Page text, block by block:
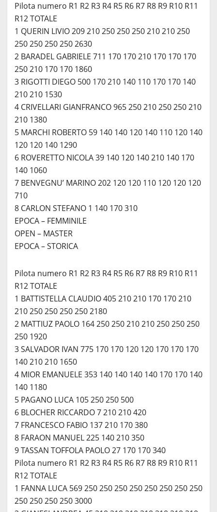
Pilota numero R1 R2 R3 R4 R5 R6 R7 R8 R9 R10 R11
R12 TOTALE
1 QUERIN LIVIO 209 210 250 250 250 210 210 250
250 250 250 250 2630
2 BARADEL GABRIELE 711 170 170 210 170 170 170
250 210 170 170 1860
3 RIGOTTI DIEGO 500 170 210 140 110 170 170 140
210 210 1530
4 CRIVELLARI GIANFRANCO 965 250 210 250 250 210
210 1380
5 MARCHI ROBERTO 59 140 140 120 140 110 120 140
120 120 140 1290
6 ROVERETTO NICOLA 39 140 120 140 210 140 170
140 1060
7 BENVEGNU’ MARINO 202 120 120 110 120 120 120
710
8 CARLON STEFANO 1 140 170 310
EPOCA – FEMMINILE
OPEN – MASTER
EPOCA – STORICA
Pilota numero R1 R2 R3 R4 R5 R6 R7 R8 R9 R10 R11
R12 TOTALE
1 BATTISTELLA CLAUDIO 405 210 210 170 170 210
210 250 250 250 250 2180
2 MATTIUZ PAOLO 164 250 250 210 210 250 250 250
250 1920
3 SALVADOR IVAN 775 170 170 120 120 170 170 170
140 210 210 1650
4 MIOR EMANUELE 353 140 140 140 140 170 170 140
140 1180
5 PAGANO LUCA 105 250 250 500
6 BLOCHER RICCARDO 7 210 210 420
7 FRANCESCO FABIO 137 210 170 380
8 FARAON MANUEL 225 140 210 350
9 TASSAN TOFFOLA PAOLO 27 170 170 340
Pilota numero R1 R2 R3 R4 R5 R6 R7 R8 R9 R10 R11
R12 TOTALE
1 FANNA LUCA 569 250 250 250 250 250 250 250 250
250 250 250 250 3000